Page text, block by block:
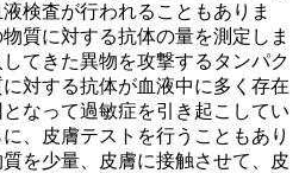
検査が行われることもありま
質に対する抗体の量を測定しま
てきた異物を攻撃するタンパク
対する抗体が血液中に多く存在
なって過敏症を引き起こしてい
、皮膚テストを行うこともあり
を少量、皮膚に接触させて、皮